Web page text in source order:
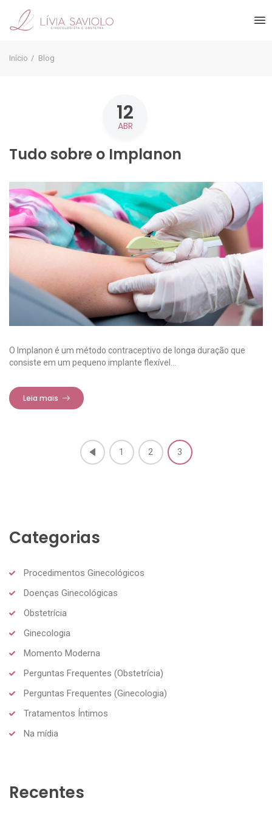
Início Blog
12
ABR
Tudo sobre o Implanon
O Implanon é um método contraceptivo de longa duração que
consiste em um pequeno implante flexível...
Leia mais
1 2 3
Categorias
Procedimentos Ginecológicos
Doenças Ginecológicas
Obstetrícia
Ginecologia
Momento Moderna
Perguntas Frequentes (Obstetrícia)
Perguntas Frequentes (Ginecologia)
Tratamentos Íntimos
Na mídia
Recentes